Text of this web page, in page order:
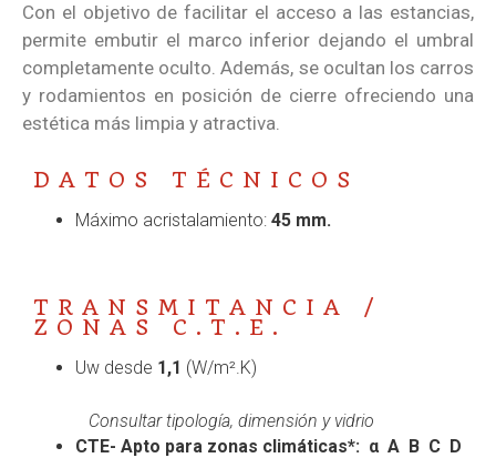
Con el objetivo de facilitar el acceso a las estancias,
permite embutir el marco inferior dejando el umbral
completamente oculto. Además, se ocultan los carros
y rodamientos en posición de cierre ofreciendo una
estética más limpia y atractiva.
DATOS TÉCNICOS
Máximo acristalamiento: 45 mm.
TRANSMITANCIA /
ZONAS C.T.E.
Uw desde 1,1 (W/m².K)
Consultar tipología, dimensión y vidrio
CTE- Apto para zonas climáticas*: α A B C D